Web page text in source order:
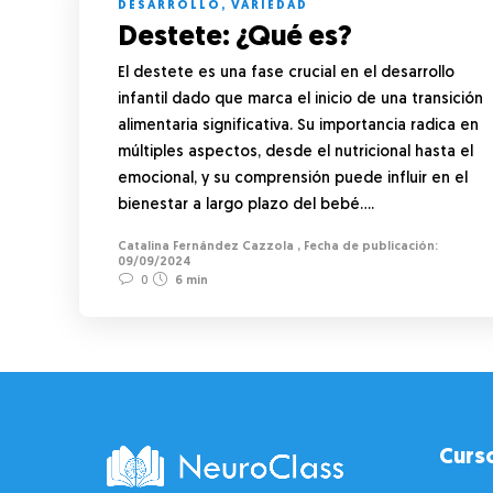
DESARROLLO , VARIEDAD
Destete: ¿Qué es?
El destete es una fase crucial en el desarrollo
infantil dado que marca el inicio de una transición
alimentaria significativa. Su importancia radica en
múltiples aspectos, desde el nutricional hasta el
emocional, y su comprensión puede influir en el
bienestar a largo plazo del bebé….
Catalina Fernández Cazzola ,
09/09/2024
0
6 min